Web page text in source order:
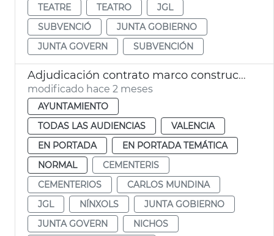
TEATRE
TEATRO
JGL
SUBVENCIÓ
JUNTA GOBIERNO
JUNTA GOVERN
SUBVENCIÓN
Adjudicación contrato marco construcción nichos cementerios municipales
modificado hace 2 meses
AYUNTAMIENTO
TODAS LAS AUDIENCIAS
VALENCIA
EN PORTADA
EN PORTADA TEMÁTICA
NORMAL
CEMENTERIS
CEMENTERIOS
CARLOS MUNDINA
JGL
NÍNXOLS
JUNTA GOBIERNO
JUNTA GOVERN
NICHOS